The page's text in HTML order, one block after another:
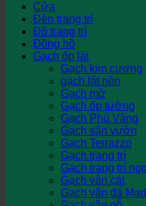
Cửa
Đèn trang trí
Đồ trang trí
Đồng hồ
Gạch ốp lát
Gạch kim cương
gạch lát nền
Gạch mờ
Gạch ốp tường
Gạch Phủ Vàng
Gạch sân vườn
Gạch Terrazzo
Gạch trang trí
Gạch trang trí
Gạch vân cát
Gạch vân đá